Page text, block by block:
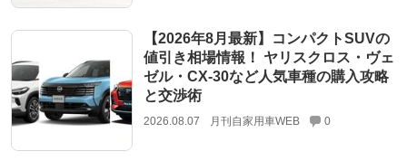
【2026年8月最新】コンパクトSUVの
値引き相場情報！ ヤリスクロス・ヴェ
ゼル・CX-30など人気車種の購入攻略
と交渉術
2026.08.07 月刊自家用車WEB 0